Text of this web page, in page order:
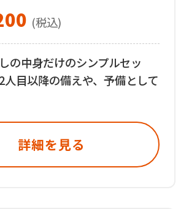
(税込)
の中身だけのシンプルセッ
人目以降の備えや、予備として
詳細を見る